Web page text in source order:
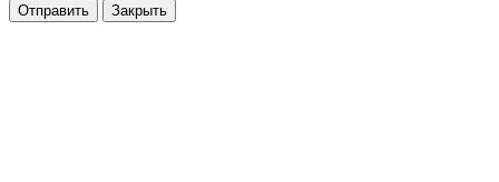
Отправить Закрыть